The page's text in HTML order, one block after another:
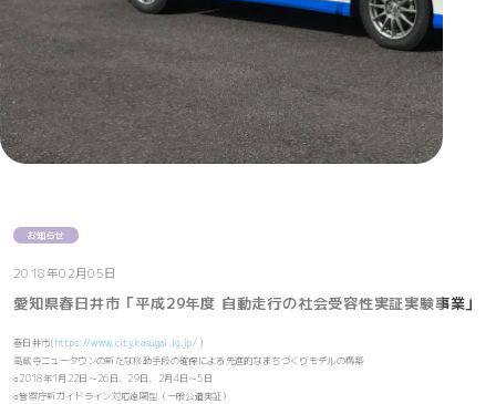
お知らせ
2018年02月05日
愛知県春日井市「平成29年度 自動走行の社会受容性実証実験事業」
春日井市(https://www.city.kasugai.lg.jp/ )
高蔵寺ニュータウンの新たな移動手段の確保による先進的なまちづくりモデルの構築
○2018年1月22日～26日、29日、2月4日～5日
○警察庁新ガイドライン対応遠隔型（一般公道実証）